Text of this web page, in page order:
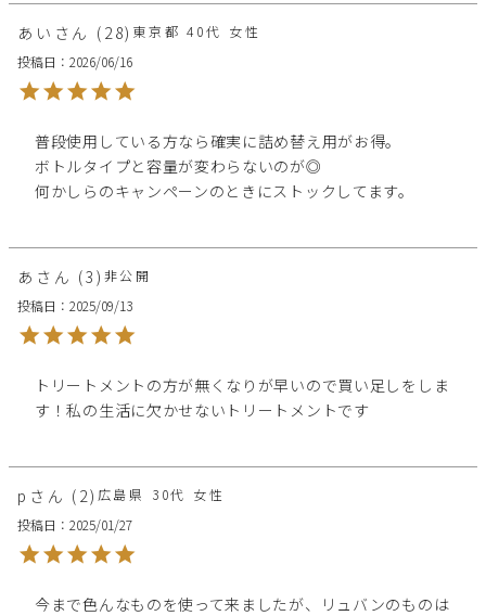
あい 28 東京都 40代 女性
投稿日
2026/06/16
普段使用している方なら確実に詰め替え用がお得。
ボトルタイプと容量が変わらないのが◎
何かしらのキャンペーンのときにストックしてます。
あ 3
非公開
投稿日
2025/09/13
トリートメントの方が無くなりが早いので買い足しをしま
す！私の生活に欠かせないトリートメントです
p 2 広島県 30代 女性
投稿日
2025/01/27
今まで色んなものを使って来ましたが、リュバンのものは